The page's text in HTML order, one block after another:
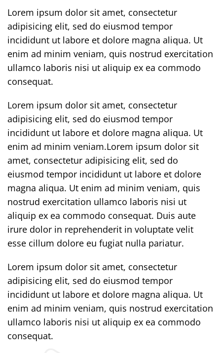
Lorem ipsum dolor sit amet, consectetur
adipisicing elit, sed do eiusmod tempor
incididunt ut labore et dolore magna aliqua. Ut
enim ad minim veniam, quis nostrud exercitation
ullamco laboris nisi ut aliquip ex ea commodo
consequat.
Lorem ipsum dolor sit amet, consectetur
adipisicing elit, sed do eiusmod tempor
incididunt ut labore et dolore magna aliqua. Ut
enim ad minim veniam.Lorem ipsum dolor sit
amet, consectetur adipisicing elit, sed do
eiusmod tempor incididunt ut labore et dolore
magna aliqua. Ut enim ad minim veniam, quis
nostrud exercitation ullamco laboris nisi ut
aliquip ex ea commodo consequat. Duis aute
irure dolor in reprehenderit in voluptate velit
esse cillum dolore eu fugiat nulla pariatur.
Lorem ipsum dolor sit amet, consectetur
adipisicing elit, sed do eiusmod tempor
incididunt ut labore et dolore magna aliqua. Ut
enim ad minim veniam, quis nostrud exercitation
ullamco laboris nisi ut aliquip ex ea commodo
consequat.